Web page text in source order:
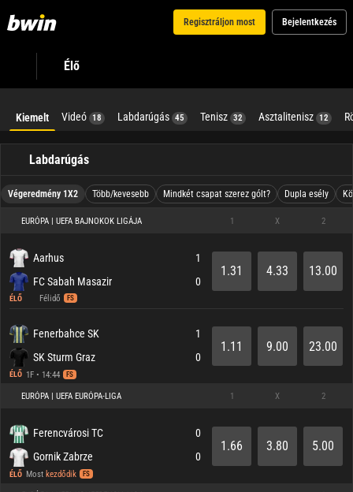
Regisztráljon most Bejelentkezés
Élő
Kiemelt Videó 18 Labdarúgás 45 Tenisz 32 Asztalitenisz 12
Labdarúgás
Végeredmény 1X2 Több/kevesebb Mindkét csapat szerez gólt? Dupla esély
EURÓPA | UEFA BAJNOKOK LIGÁJA 1 X 2
Aarhus
FC Sabah Masazir
ÉLŐ Félidő FS
1
0
1.31 4.33 13.00
Fenerbahce SK
SK Sturm Graz
ÉLŐ 1F • 14:44 FS
1
0
1.11 9.00 23.00
EURÓPA | UEFA EURÓPA-LIGA 1 X 2
Ferencvárosi TC
Gornik Zabrze
ÉLŐ Most kezdődik FS
0
0
1.66 3.80 5.00